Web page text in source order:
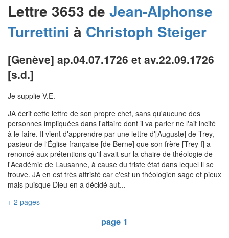
Lettre 3653 de Jean-Alphonse
Turrettini à Christoph Steiger
[Genève] ap.04.07.1726 et av.22.09.1726
[s.d.]
Je supplie V.E.
JA écrit cette lettre de son propre chef, sans qu'aucune des
personnes impliquées dans l'affaire dont il va parler ne l'ait incité
à le faire. Il vient d'apprendre par une lettre d'[Auguste] de Trey,
pasteur de l'Église française [de Berne] que son frère [Trey I] a
renoncé aux prétentions qu'il avait sur la chaire de théologie de
l'Académie de Lausanne, à cause du triste état dans lequel il se
trouve. JA en est très attristé car c'est un théologien sage et pieux
mais puisque Dieu en a décidé aut...
+ 2 pages
page 1